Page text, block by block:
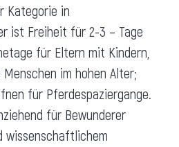
Kategorie in
ist Freiheit für 2-3 – Tage
für Eltern mit Kindern,
im hohen Alter;
für Pferdespaziergange.
für Bewunderer
wissenschaftlichem